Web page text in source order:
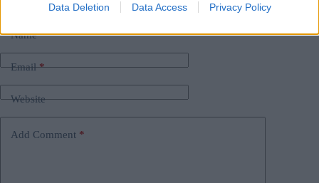
Data Deletion Data Access Privacy Policy
Name*
Email*
Website
Add Comment *